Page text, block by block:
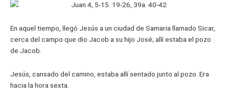
En aquel tiempo, llegó Jesús a un ciudad de Samaria llamado Sicar,
cerca del campo que dio Jacob a su hijo José; allí estaba el pozo
de Jacob.
Jesús, cansado del camino, estaba allí sentado junto al pozo. Era
hacia la hora sexta.